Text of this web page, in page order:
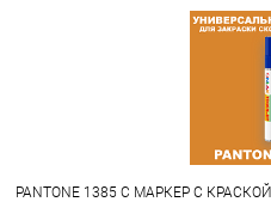
PANTONE 1385 C МАРКЕР С КРАСКОЙ